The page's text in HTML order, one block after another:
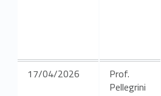
r 17/04/2026
Prof.
Pellegrini